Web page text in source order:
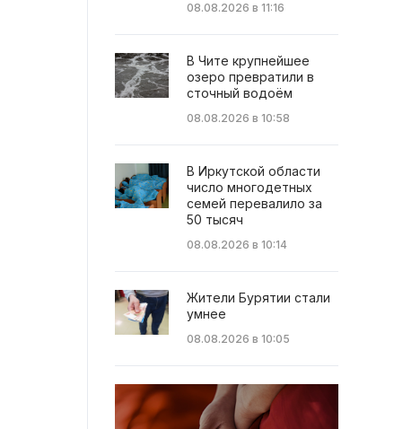
08.08.2026 в 11:16
В Чите крупнейшее
озеро превратили в
сточный водоём
08.08.2026 в 10:58
В Иркутской области
число многодетных
семей перевалило за
50 тысяч
08.08.2026 в 10:14
Жители Бурятии стали
умнее
08.08.2026 в 10:05